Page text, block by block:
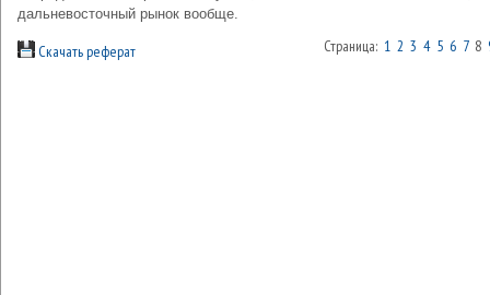
дальневосточный рынок вообще.
Скачать реферат Страница: 1 2 3 4 5 6 78